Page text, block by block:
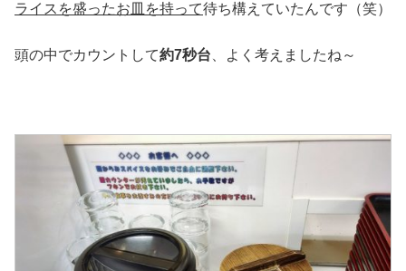
ライスを盛ったお皿を持って待ち構えていたんです（笑）
頭の中でカウントして約7秒台 、よく考えましたね～